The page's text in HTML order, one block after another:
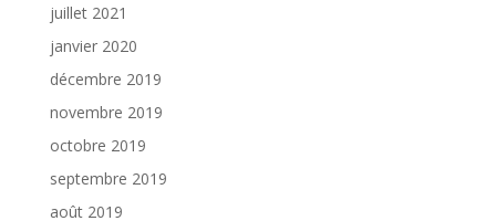
juillet 2021
janvier 2020
décembre 2019
novembre 2019
octobre 2019
septembre 2019
août 2019